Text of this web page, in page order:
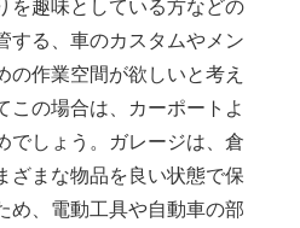
を趣味としている方などの
する、車のカスタムやメン
の作業空間が欲しいと考え
この場合は、カーポートよ
でしょう。ガレージは、倉
ざまな物品を良い状態で保
め、電動工具や自動車の部